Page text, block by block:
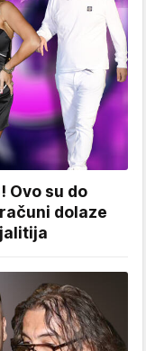
Ovo su do
dolaze